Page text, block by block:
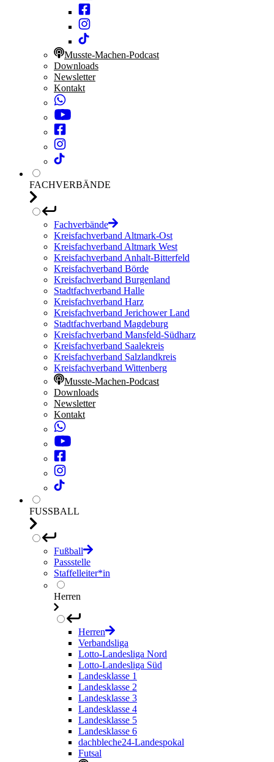
Musste-Machen-Podcast
Downloads
Newsletter
Kontakt
FACHVERBÄNDE
Fachverbände
Kreisfachverband Altmark-Ost
Kreisfachverband Altmark West
Kreisfachverband Anhalt-Bitterfeld
Kreisfachverband Börde
Kreisfachverband Burgenland
Stadtfachverband Halle
Kreisfachverband Harz
Kreisfachverband Jerichower Land
Stadtfachverband Magdeburg
Kreisfachverband Mansfeld-Südharz
Kreisfachverband Saalekreis
Kreisfachverband Salzlandkreis
Kreisfachverband Wittenberg
Musste-Machen-Podcast
Downloads
Newsletter
Kontakt
FUSSBALL
Fußball
Passstelle
Staffelleiter*in
Herren
Herren
Verbandsliga
Lotto-Landesliga Nord
Lotto-Landesliga Süd
Landesklasse 1
Landesklasse 2
Landesklasse 3
Landesklasse 4
Landesklasse 5
Landesklasse 6
dachbleche24-Landespokal
Futsal